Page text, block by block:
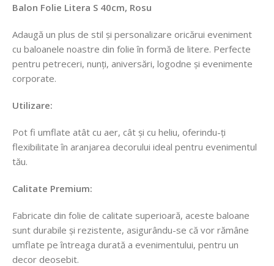
Balon Folie Litera S 40cm, Rosu
Adaugă un plus de stil și personalizare oricărui eveniment
cu baloanele noastre din folie în formă de litere. Perfecte
pentru petreceri, nunți, aniversări, logodne și evenimente
corporate.
Utilizare:
Pot fi umflate atât cu aer, cât și cu heliu, oferindu-ți
flexibilitate în aranjarea decorului ideal pentru evenimentul
tău.
Calitate Premium:
Fabricate din folie de calitate superioară, aceste baloane
sunt durabile și rezistente, asigurându-se că vor rămâne
umflate pe întreaga durată a evenimentului, pentru un
decor deosebit.